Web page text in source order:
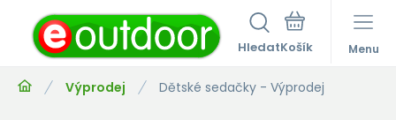
Hledat Menu
Výprodej Dětské sedačky - Výprodej